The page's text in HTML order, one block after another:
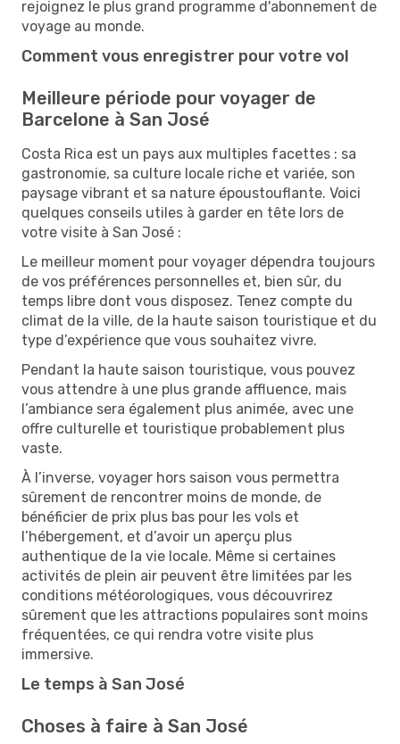
rejoignez le plus grand programme d'abonnement de
voyage au monde.
Comment vous enregistrer pour votre vol
Meilleure période pour voyager de
Barcelone à San José
Costa Rica est un pays aux multiples facettes : sa
gastronomie, sa culture locale riche et variée, son
paysage vibrant et sa nature époustouflante. Voici
quelques conseils utiles à garder en tête lors de
votre visite à San José :
Le meilleur moment pour voyager dépendra toujours
de vos préférences personnelles et, bien sûr, du
temps libre dont vous disposez. Tenez compte du
climat de la ville, de la haute saison touristique et du
type d’expérience que vous souhaitez vivre.
Pendant la haute saison touristique, vous pouvez
vous attendre à une plus grande affluence, mais
l’ambiance sera également plus animée, avec une
offre culturelle et touristique probablement plus
vaste.
À l’inverse, voyager hors saison vous permettra
sûrement de rencontrer moins de monde, de
bénéficier de prix plus bas pour les vols et
l’hébergement, et d’avoir un aperçu plus
authentique de la vie locale. Même si certaines
activités de plein air peuvent être limitées par les
conditions météorologiques, vous découvrirez
sûrement que les attractions populaires sont moins
fréquentées, ce qui rendra votre visite plus
immersive.
Le temps à San José
Choses à faire à San José